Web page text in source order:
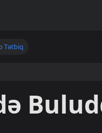
Tətbiq